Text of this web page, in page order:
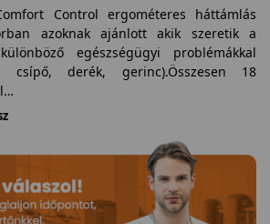
Control ergométeres háttámlás
azoknak ajánlott akik szeretik a
egészségügyi problémákkal
csípő, derék, gerinc).Összesen 18